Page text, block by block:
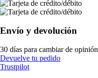
Envío y devolución
30 días para cambiar de opinión
Devuelve tu pedido
Trustpilot